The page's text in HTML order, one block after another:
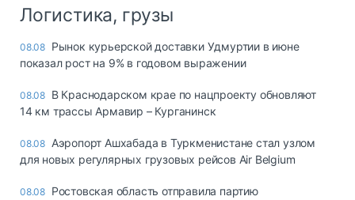
Логистика, грузы
08.08 Рынок курьерской доставки Удмуртии в июне
показал рост на 9% в годовом выражении
08.08 В Краснодарском крае по нацпроекту обновляют
14 км трассы Армавир – Курганинск
08.08 Аэропорт Ашхабада в Туркменистане стал узлом
для новых регулярных грузовых рейсов Air Belgium
08.08 Ростовская область отправила партию